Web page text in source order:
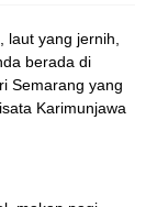
yang jernih,
berada di
Semarang yang
Karimunjawa